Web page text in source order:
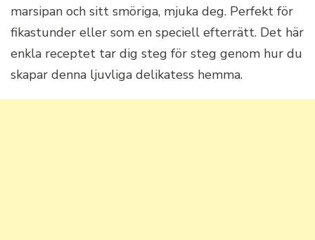
marsipan och sitt smöriga, mjuka deg. Perfekt för
fikastunder eller som en speciell efterrätt. Det här
enkla receptet tar dig steg för steg genom hur du
skapar denna ljuvliga delikatess hemma.